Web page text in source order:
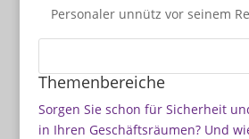
Personaler unnütz vor seinem
Themenbereiche
Sorgen Sie schon für Sicherheit
in Ihren Geschäftsräumen? Und